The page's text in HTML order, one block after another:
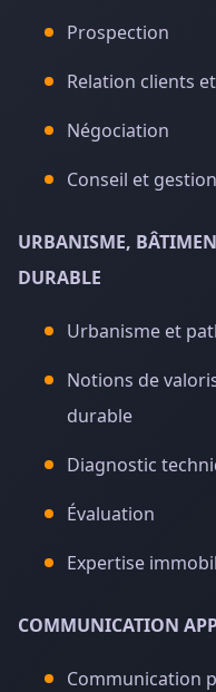
Prospection
Relation clients
Négociation
Conseil et
URBANISME,
DURABLE
Urbanisme et
Notions de
durable
Diagnostic
Évaluation
Expertise
COMMUNICATION
Communication